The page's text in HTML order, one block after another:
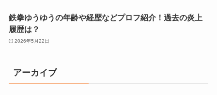
鉄拳ゆうゆうの年齢や経歴などプロフ紹介！過去の炎上
履歴は？
2026年5月22日
アーカイブ